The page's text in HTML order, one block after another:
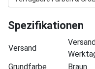
Spezifikationen
Versand
Grundfarbe
Braun